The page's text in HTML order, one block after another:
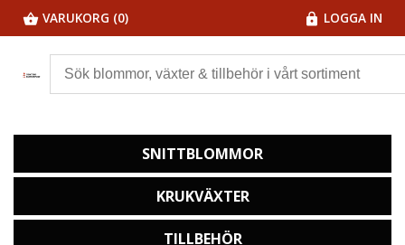
VARUKORG (0) LOGGA IN
SNITTBLOMMOR
KRUKVÄXTER
TILLBEHÖR